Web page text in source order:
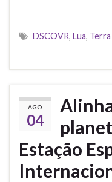
DSCOVR, Lua, Terra
AGO
04
Estação